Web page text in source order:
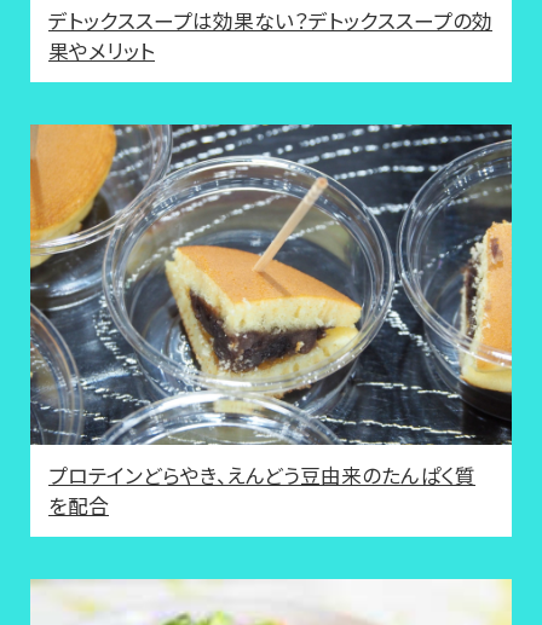
デトックススープは効果ない？デトックススープの効
果やメリット
プロテインどらやき、えんどう豆由来のたんぱく質
を配合